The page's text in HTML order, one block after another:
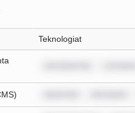
Teknologiat